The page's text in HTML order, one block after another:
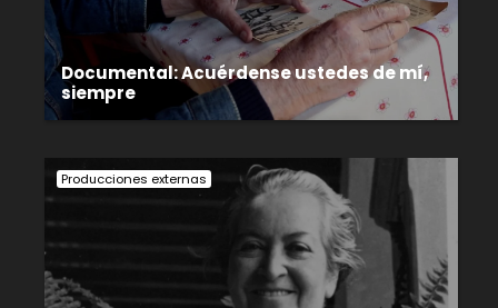
Documental: Acuérdense ustedes de mí,
siempre
Producciones externas